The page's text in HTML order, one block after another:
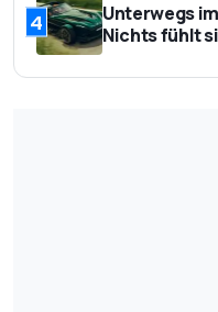
4
Unterwegs
Nichts fühlt